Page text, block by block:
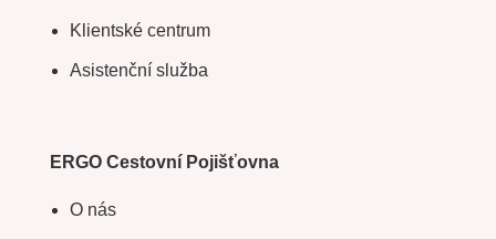
Klientské centrum
Asistenční služba
ERGO Cestovní Pojišťovna
O nás